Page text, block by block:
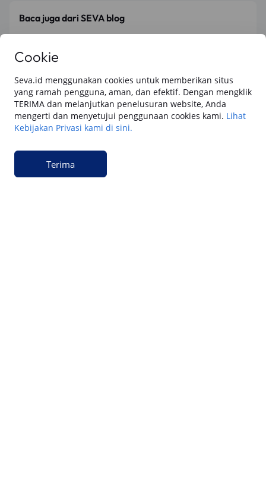
Cookie
Seva.id menggunakan cookies untuk memberikan situs
yang ramah pengguna, aman, dan efektif. Dengan mengklik
TERIMA dan melanjutkan penelusuran website, Anda
mengerti dan menyetujui penggunaan cookies kami. Lihat
Kebijakan Privasi kami di sini.
Terima
Baca juga dari SEVA blog
Keuangan
Cara Gadai BPKB Mobil Cepat Cair di SEVA
(2026): Cek Syarat, dan Simulasinya
15 Cara Pengajuan Jaminan BPKB Mobil di
SEVA: Dana Tunai Cair Cepat, Aman dan
Praktis